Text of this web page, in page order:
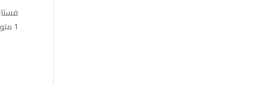
1 متوفر في المخزون